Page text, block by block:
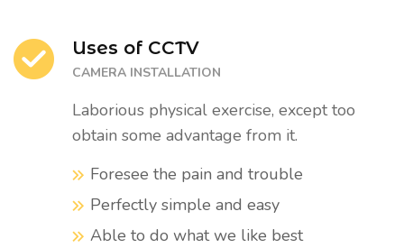
Uses of CCTV
CAMERA INSTALLATION
Laborious physical exercise, except too
obtain some advantage from it.
Foresee the pain and trouble
Perfectly simple and easy
Able to do what we like best